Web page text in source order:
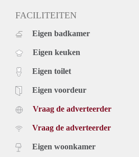
FACILITEITEN
Eigen badkamer
Eigen keuken
Eigen toilet
Eigen voordeur
Vraag de adverteerder
Vraag de adverteerder
Eigen woonkamer